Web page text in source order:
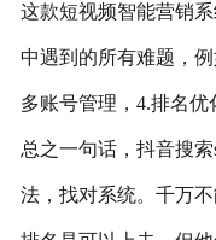
这款短视频智能营销
中遇到的所有难题，
多账号管理，4.排名优
总之一句话，抖音搜
法，找对系统。千万